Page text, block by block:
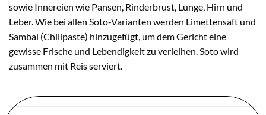
sowie Innereien wie Pansen, Rinderbrust, Lunge, Hirn und
Leber. Wie bei allen Soto-Varianten werden Limettensaft und
Sambal (Chilipaste) hinzugefügt, um dem Gericht eine
gewisse Frische und Lebendigkeit zu verleihen. Soto wird
zusammen mit Reis serviert.